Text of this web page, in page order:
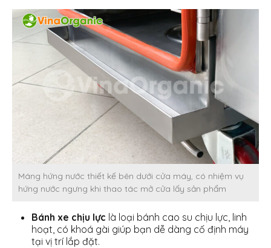
Máng hứng nước thiết kế bên dưới cửa máy, có nhiệm vụ
hứng nước ngưng khi thao tác mở cửa lấy sản phẩm
Bánh xe chịu lực là loại bánh cao su chịu lực, linh
hoạt, có khoá gài giúp bạn dễ dàng cố định máy
tại vị trí lắp đặt.